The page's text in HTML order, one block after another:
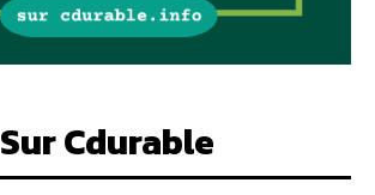
Sur Cdurable